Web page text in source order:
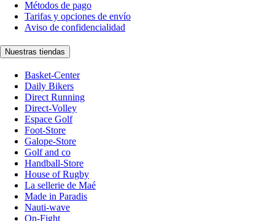
Métodos de pago
Tarifas y opciones de envío
Aviso de confidencialidad
Nuestras tiendas
Basket-Center
Daily Bikers
Direct Running
Direct-Volley
Espace Golf
Foot-Store
Galope-Store
Golf and co
Handball-Store
House of Rugby
La sellerie de Maé
Made in Paradis
Nauti-wave
On-Fight